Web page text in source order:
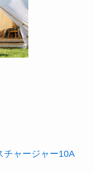
チャージャー10A